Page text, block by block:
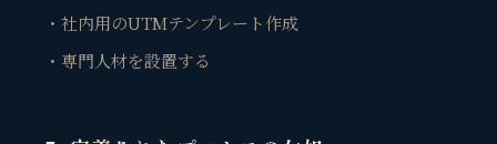
・社内用のUTMテンプレート作成
・専門人材を設置する